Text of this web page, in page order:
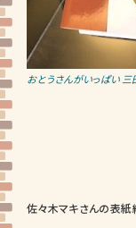
おとうさんがいっぱい
佐々木マキさんの表紙